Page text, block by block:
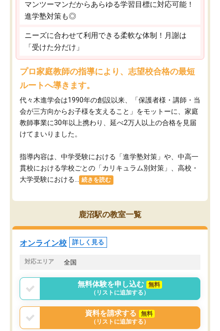
マンツーマンだからあらゆる学習目標に対応可能！
進学塾対策も◎
ニーズに合わせて利用できる柔軟な体制！月謝は
「受けた分だけ」
プロ家庭教師の指導により、志望校合格の最短
ルートへ導きます。
代々木進学会は1990年の創設以来、「保護者様・講師・当
会が三方向からお子様を支えること」をモットーに、家庭
教師事業に30年以上携わり、延べ2万人以上の合格を見届
けてまいりました。
指導内容は、中学受験における「進学塾対策」や、中高一
貫校における学校ごとの「カリキュラム別対策」、高校・
大学受験における...
続きを読む
鹿沼駅の教室一覧
オンライン校 詳しく見る
対応エリア 全国
無料体験を申し込む
無料
（リストに追加する）
資料を請求する
無料
（リストに追加する）